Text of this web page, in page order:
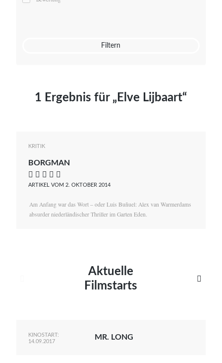
Mato von Vogelstein
Filtern
1 Ergebnis für „Elve Lijbaart“
KRITIK
BORGMAN
    
ARTIKEL VOM 2. OKTOBER 2014
Am Anfang war das Wort – oder Luis Buñuel: Alex van Warmerdams
absurder niederländischer Thriller im Garten Eden.
Aktuelle
Filmstarts

KINOSTART:
14.09.2017
MR. LONG